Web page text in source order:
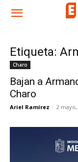
Etiqueta:
Charo
Bajan a
Charo
Ariel Ramírez - 2 mayo,